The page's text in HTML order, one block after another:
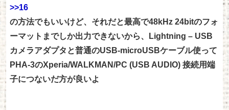
>>16
の方法でもいいけど、それだと最高で48kHz 24bitのフォ
ーマットまでしか出力できないから、Lightning – USB
カメラアダプタと普通のUSB-microUSBケーブル使って
PHA-3のXperia/WALKMAN/PC (USB AUDIO) 接続用端
子につないだ方が良いよ